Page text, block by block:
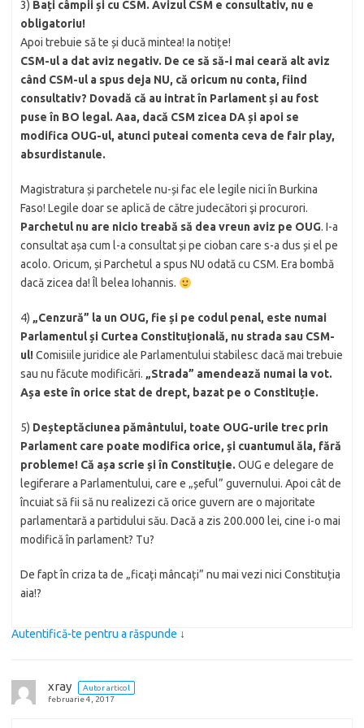
3) Bați câmpii și cu CSM. Avizul CSM e consultativ, nu e
obligatoriu!
Apoi trebuie să te și ducă mintea! Ia notițe!
CSM-ul a dat aviz negativ. De ce să să-i mai ceară alt aviz
când CSM-ul a spus deja NU, că oricum nu conta, fiind
consultativ? Dovadă că au intrat în Parlament și au fost
puse în BO legal. Aaa, dacă CSM zicea DA și apoi se
modifica OUG-ul, atunci puteai comenta ceva de fair play,
absurdistanule.
Magistratura și parchetele nu-și fac ele legile nici în Burkina
Faso! Legile doar se aplică de către judecători şi procurori.
Parchetul nu are nicio treabă să dea vreun aviz pe OUG. I-a
consultat așa cum l-a consultat și pe cioban care s-a dus și el pe
acolo. Oricum, și Parchetul a spus NU odată cu CSM. Era bombă
dacă zicea da! Îl belea Iohannis.
4) „Cenzură” la un OUG, fie și pe codul penal, este numai
Parlamentul și Curtea Constituțională, nu strada sau CSM-
ul!Comisiile juridice ale Parlamentului stabilesc dacă mai trebuie
sau nu făcute modificări. „Strada” amendează numai la vot.
Așa este în orice stat de drept, bazat pe o Constituție.
5) Deșteptăciunea pământului, toate OUG-urile trec prin
Parlament care poate modifica orice, și cuantumul ăla, fără
probleme! Că așa scrie și în Constituție. OUG e delegare de
legiferare a Parlamentului, care e „șeful” guvernului. Apoi cât de
încuiat să fii să nu realizezi că orice guvern are o majoritate
parlamentară a partidului său. Dacă a zis 200.000 lei, cine i-o mai
modifică în parlament? Tu?
De fapt în criza ta de „ficați mâncați” nu mai vezi nici Constituția
aia!?
Autentifică-te pentru a răspunde ↓
xray
Autor articol
februarie 4, 2017